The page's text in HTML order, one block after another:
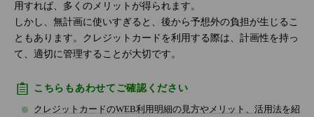
用すれば、多くのメリットが得られます。
しかし、無計画に使いすぎると、後から予想外の負担が生じるこ
ともあります。クレジットカードを利用する際は、計画性を持っ
て、適切に管理することが大切です。
こちらもあわせてご確認ください
クレジットカードのWEB利用明細の見方やメリット、活用法を紹